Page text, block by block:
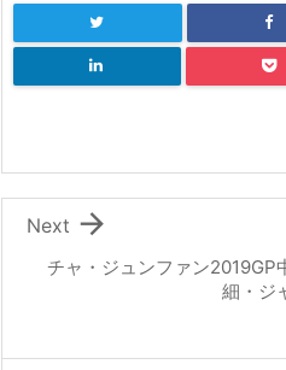
チャ・ジュンファン2019GP
細・ジ

Next